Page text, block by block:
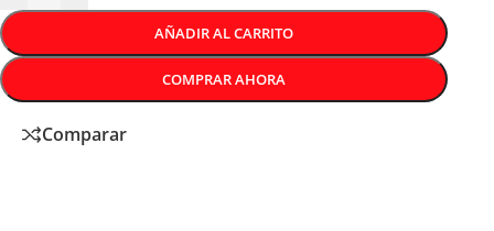
AÑADIR AL CARRITO
COMPRAR AHORA
Comparar